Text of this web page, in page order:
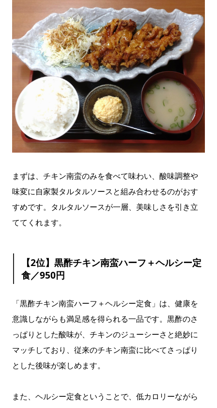
まずは、チキン南蛮のみを食べて味わい、酸味調整や
味変に自家製タルタルソースと組み合わせるのがおす
すめです。タルタルソースが一層、美味しさを引き立
ててくれます。
【2位】黒酢チキン南蛮ハーフ＋ヘルシー定
食／950円
「黒酢チキン南蛮ハーフ＋ヘルシー定食」は、健康を
意識しながらも満足感を得られる一品です。黒酢のさ
っぱりとした酸味が、チキンのジューシーさと絶妙に
マッチしており、従来のチキン南蛮に比べてさっぱり
とした後味が楽しめます。
また、ヘルシー定食ということで、低カロリーながら